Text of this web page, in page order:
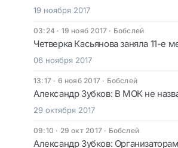
19 ноября 2017
03:24 · 19 нояб 2017 · Бобслей
Четверка Касьянова заняла 11-е
06 ноября 2017
13:17 · 6 нояб 2017· Бобслей
Александр Зубков: В МОК не
29 октября 2017
09:10 · 29 окт 2017· Бобслей
Александр Зубков: